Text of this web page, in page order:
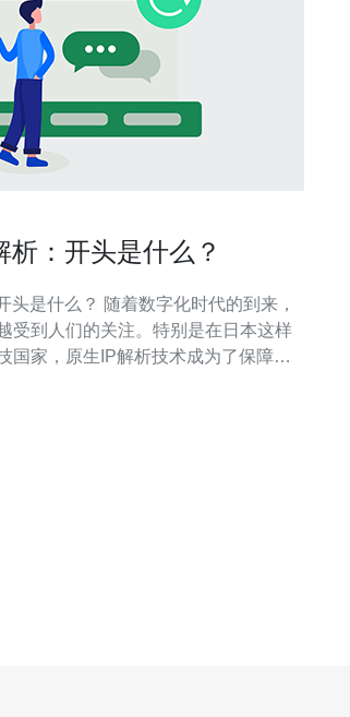
析：开头是什么？
数字化时代的到来，
受到人们的关注。特别是在日本这样
国家，原生IP解析技术成为了保障网
始IP地址直